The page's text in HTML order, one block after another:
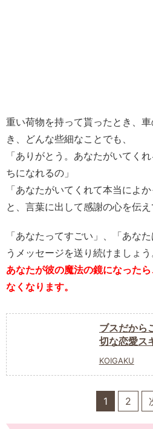
重い荷物を持って貰ったとき、
き、どんな些細なことでも、
「ありがとう。あなたがいてく
ちになれるの」
「あなたがいてくれて本当によか
と、言葉に出して感謝の心を伝え
「あなたってすごい」、「あな
うメッセージを送り続けましょう
あなたが彼の魔法の鏡になった
なくなります。
ブスだから
切な恋愛ス
KOIGAKU
1 2